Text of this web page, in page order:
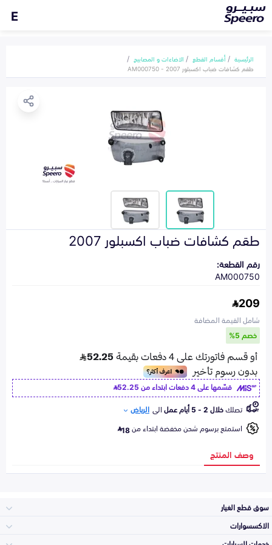
E
الرئيسية أقسام القطع
الاضاءات و المصابيح
طقم كشافات ضباب اكسبلور 2007 - AM000750
طقم كشافات ضباب اكسبلور 2007
رقم القطعة:
AM000750
209
شامل القيمة المضافة
خصم 5%
قسّمها على 4 دفعات ابتداء من
52.25
تصلكخلال 2 - 5 أيام عمل الى الرياض
استمتع برسوم شحن مخفضة ابتداء من18
وصف المنتج
سوق قطع الغيار
الاكسسوارات